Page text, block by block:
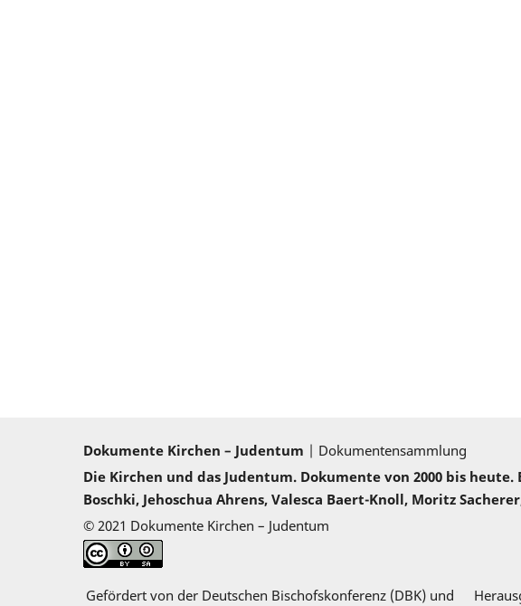
Dokumente Kirchen – Judentum | Dokumentensammlung
Die Kirchen und das Judentum. Dokumente von 2000 bis
Boschki, Jehoschua Ahrens, Valesca Baert-Knoll, Moritz
© 2021 Dokumente Kirchen – Judentum
Gefördert von der Deutschen Bischofskonferenz (DBK) und